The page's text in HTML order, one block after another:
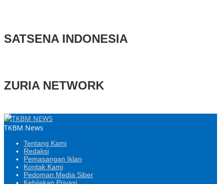
SATSENA INDONESIA
ZURIA NETWORK
TKBM News
Tentang Kami
Redaksi
Pemasangan Iklan
Kontak Kami
Pedoman Media Siber